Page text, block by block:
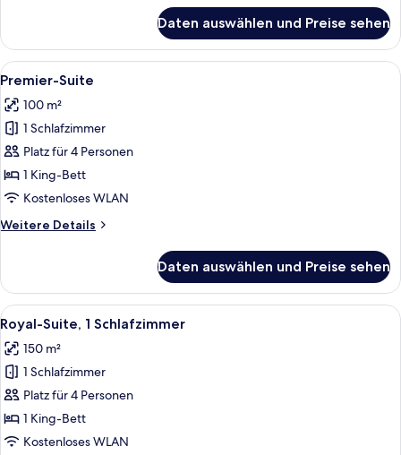
Suite
Daten auswählen und Preise sehen
Alle
Fotos
für
Premier-
Suite
anzeigen
Ein Hotelzimmer mit einem großen
6
Premier-Suite
100 m²
1 Schlafzimmer
Platz für 4 Personen
1 King-Bett
Kostenloses WLAN
Weitere Details
Weitere
Suite
Daten auswählen und Preise sehen
Alle
Fotos
für
Royal-
Suite,
1
Schlafzimmer
Ein Hotelzimmer mit einem Bett,
9
Royal-Suite, 1 Schlafzimmer
150 m²
1 Schlafzimmer
Platz für 4 Personen
1 King-Bett
Kostenloses WLAN